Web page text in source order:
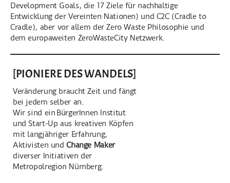
Development Goals, die 17 Ziele für nachhaltige
Entwicklung der Vereinten Nationen) und C2C (Cradle to
Cradle), aber vor allem der Zero Waste Philosophie und
dem europaweiten ZeroWasteCity Netzwerk.
[PIONIERE DES WANDELS]
Veränderung braucht Zeit und fängt
bei jedem selber an.
Wir sind ein BürgerInnen Institut
und Start-Up aus kreativen Köpfen
mit langjähriger Erfahrung,
Aktivisten undChange Maker
diverser Initiativen der
Metropolregion Nürnberg.